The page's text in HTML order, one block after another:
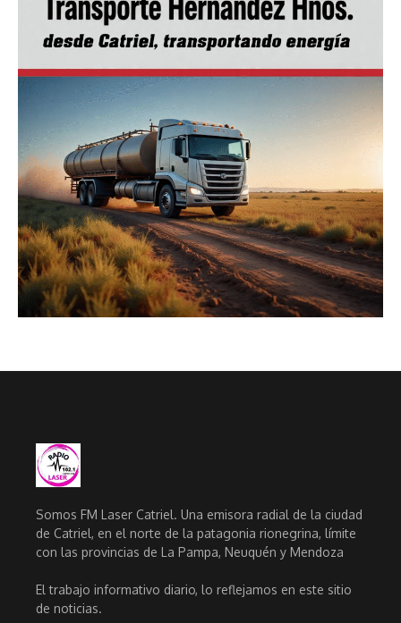
Somos FM Laser Catriel. Una emisora radial de la ciudad
de Catriel, en el norte de la patagonia rionegrina, límite
con las provincias de La Pampa, Neuquén y Mendoza
El trabajo informativo diario, lo reflejamos en este sitio
de noticias.